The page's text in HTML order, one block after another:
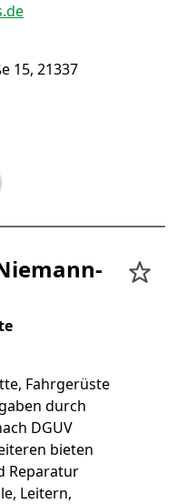
15, 21337
Fahrgerüste
durch
DGUV
bieten
Reparatur
Leitern,